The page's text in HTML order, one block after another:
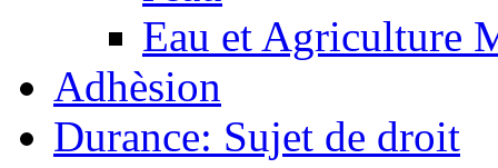
Eau et Agriculture
Adhèsion
Durance: Sujet de droit